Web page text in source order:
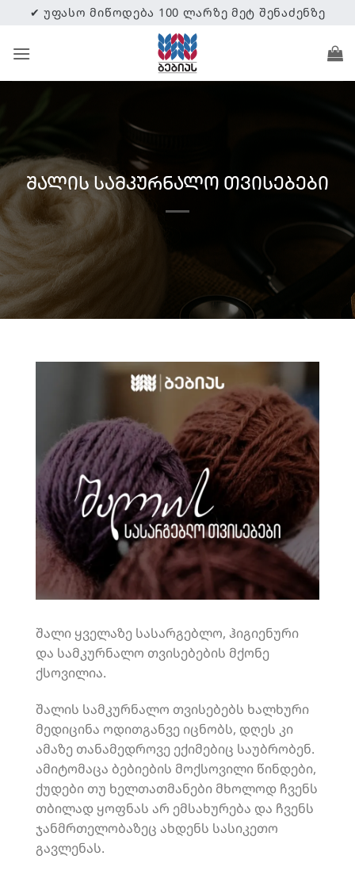
content
✔ ᲣᲤᲐᲡᲝ ᲛᲘᲬᲝᲓᲔᲑᲐ 100 ᲚᲐᲠᲖᲔ ᲛᲔᲢ ᲨᲔᲜᲐᲫᲔᲜᲖᲔ
შალის სამკურნალო თვისებები
შალი ყველაზე სასარგებლო, ჰიგიენური
და სამკურნალო თვისებების მქონე
ქსოვილია.
შალის სამკურნალო თვისებებს ხალხური
მედიცინა ოდითგანვე იცნობს, დღეს კი
ამაზე თანამედროვე ექიმებიც საუბრობენ.
ამიტომაცა ბებიების მოქსოვილი წინდები,
ქუდები თუ ხელთათმანები მხოლოდ ჩვენს
თბილად ყოფნას არ ემსახურება და ჩვენს
ჯანმრთელობაზეც ახდენს სასიკეთო
გავლენას.